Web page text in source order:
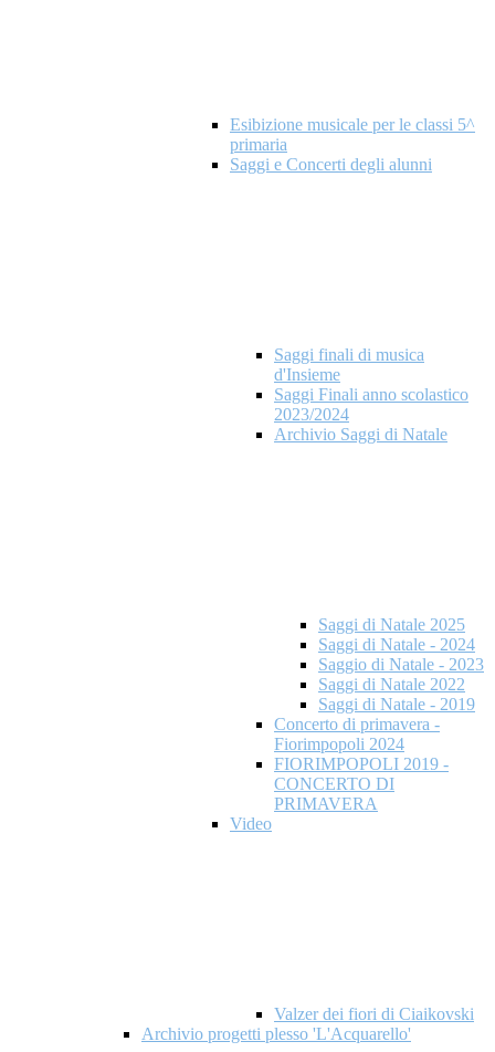
Esibizione musicale per le classi 5^
primaria
Saggi e Concerti degli alunni
Saggi finali di musica
d'Insieme
Saggi Finali anno scolastico
2023/2024
Archivio Saggi di Natale
Saggi di Natale 2025
Saggi di Natale - 2024
Saggio di Natale - 2023
Saggi di Natale 2022
Saggi di Natale - 2019
Concerto di primavera -
Fiorimpopoli 2024
FIORIMPOPOLI 2019 -
CONCERTO DI
PRIMAVERA
Video
Valzer dei fiori di Ciaikovski
Archivio progetti plesso 'L'Acquarello'